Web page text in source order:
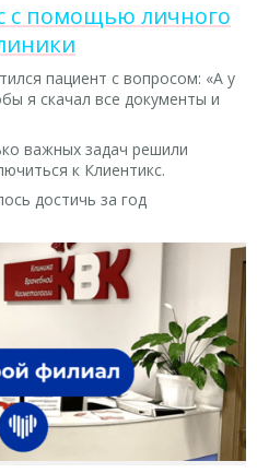
с помощью личного
пациент с вопросом: «А у
я скачал все документы и
важных задач решили
к Клиентикс.
достичь за год